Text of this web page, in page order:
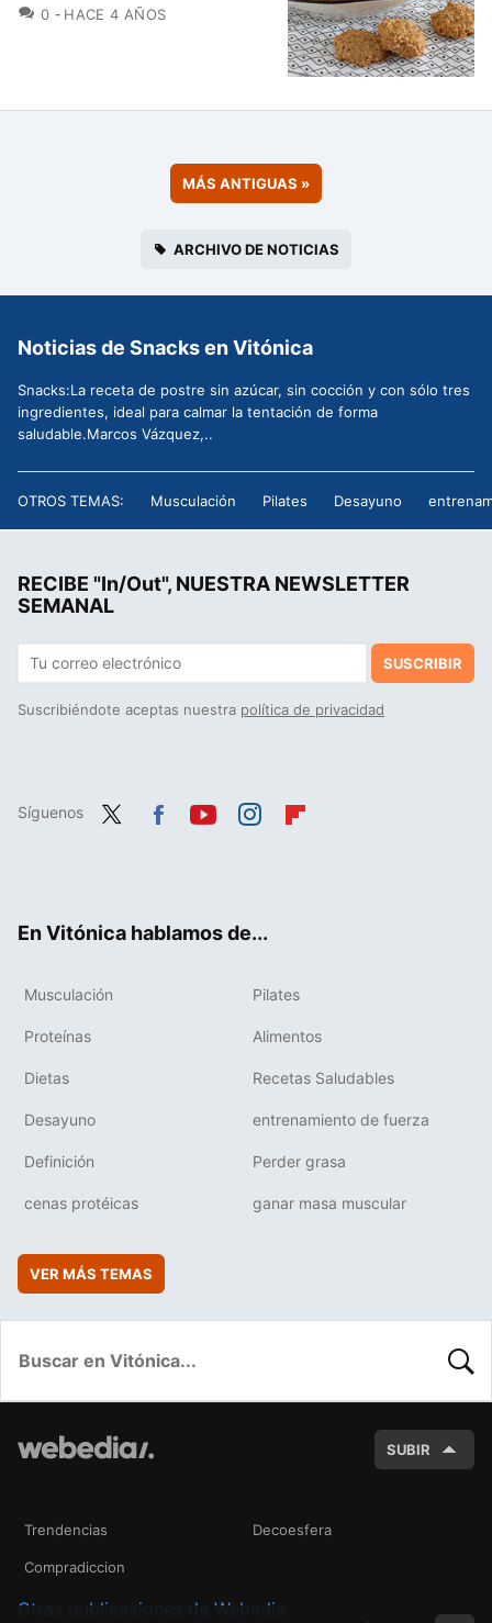
0 COMENTARIOS
HACE 4 AÑOS
MÁS ANTIGUAS »
ARCHIVO DE NOTICIAS
Noticias de Snacks en Vitónica
Snacks:La receta de postre sin azúcar, sin cocción y con sólo tres
ingredientes, ideal para calmar la tentación de forma
saludable.Marcos Vázquez,..
OTROS TEMAS: Musculación Pilates Desayuno
RECIBE "In/Out", NUESTRA NEWSLETTER
SEMANAL
SUSCRIBIR
Suscribiéndote aceptas nuestra política de privacidad
Síguenos
En Vitónica hablamos de...
Musculación Pilates
Proteínas Alimentos
Dietas Recetas Saludables
Desayuno entrenamiento de fuerza
Definición Perder grasa
cenas protéicas ganar masa muscular
VER MÁS TEMAS
SUBIR
Trendencias Decoesfera
Compradiccion
Otras publicaciones de Webedia